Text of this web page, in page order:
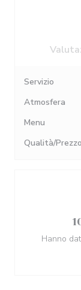
Servizio
Atmosfera
Menu
Qualità/Prezzo
Hanno